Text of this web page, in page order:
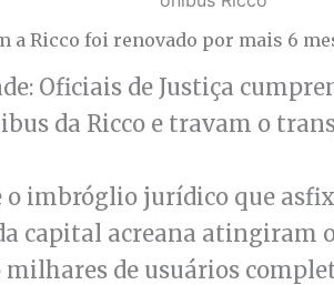
a Ricco foi renovado por mais 6
Oficiais de Justiça
da Ricco e travam o
o imbróglio jurídico que
capital acreana atingiram
de usuários